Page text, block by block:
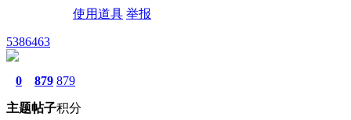
使用道具 举报
5386463
0
主题
879
帖子
879
积分